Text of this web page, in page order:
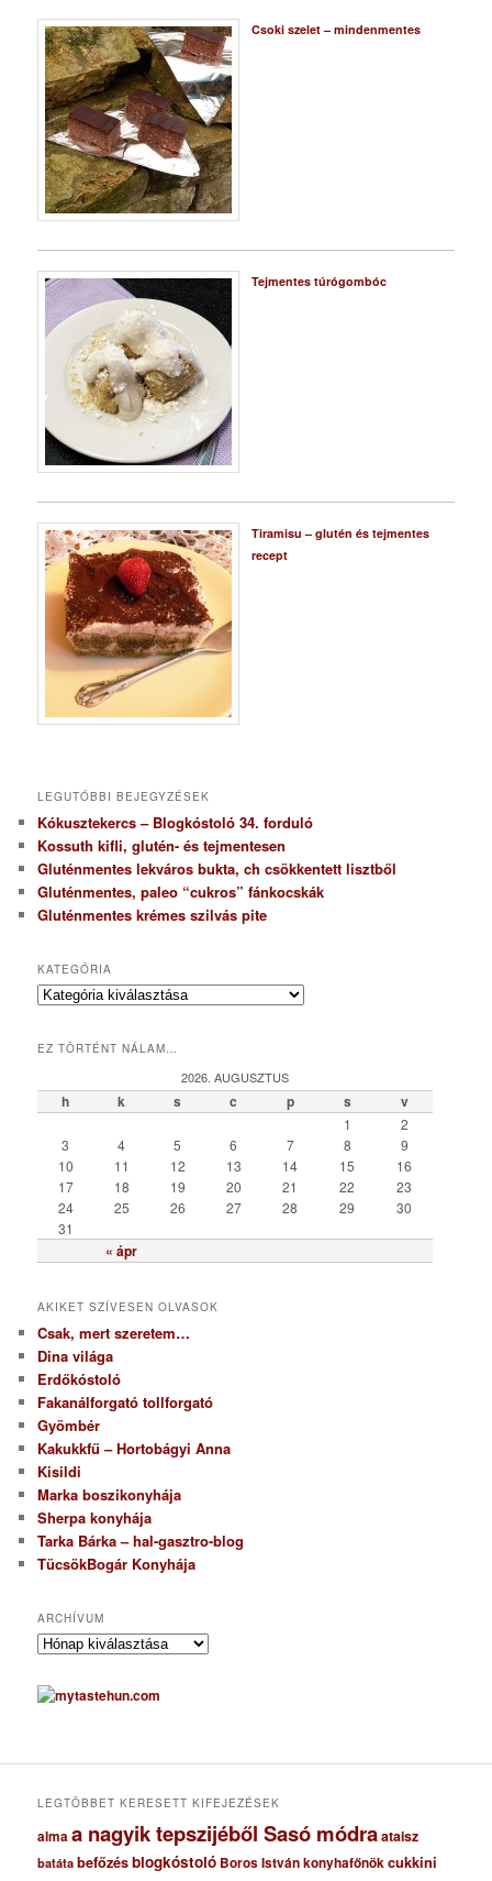
Csoki szelet – mindenmentes
Tejmentes túrógombóc
Tiramisu – glutén és tejmentes
recept
LEGUTÓBBI BEJEGYZÉSEK
Kókusztekercs – Blogkóstoló 34. forduló
Kossuth kifli, glutén- és tejmentesen
Gluténmentes lekváros bukta, ch csökkentett lisztből
Gluténmentes, paleo “cukros” fánkocskák
Gluténmentes krémes szilvás pite
KATEGÓRIA
K
e
r
EZ TÖRTÉNT NÁLAM…
2026. AUGUSZTUS
h k s c p s v
« ápr
1
2
3
4 5 6 7 8
9
10
11 12 13 14 15
16
17
18 19 20 21 22
23
24
25 26 27 28 29
30
31
AKIKET SZÍVESEN OLVASOK
Csak, mert szeretem…
Dina világa
Erdőkóstoló
Fakanálforgató tollforgató
Gyömbér
Kakukkfű – Hortobágyi Anna
Kisildi
Marka boszikonyhája
Sherpa konyhája
Tarka Bárka – hal-gasztro-blog
TücsökBogár Konyhája
ARCHÍVUM
A
c
h
u
LEGTÖBBET KERESETT KIFEJEZÉSEK
almaa nagyik tepszijéből Sasó módraataisz
batáta befőzésblogkóstoló Boros István konyhafőnökcukkini